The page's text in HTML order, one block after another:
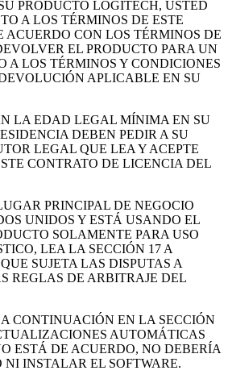
PRODUCTO LOGITECH, USTED
A LOS TÉRMINOS DE ESTE
ACUERDO CON LOS TÉRMINOS DE
EL PRODUCTO PARA UN
A LOS TÉRMINOS Y CONDICIONES
APLICABLE EN SU
LA EDAD LEGAL MÍNIMA EN SU
DEBEN PEDIR A SU
LEGAL QUE LEA Y ACEPTE
CONTRATO DE LICENCIA DEL
PRINCIPAL DE NEGOCIO
UNIDOS Y ESTÁ USANDO EL
SOLAMENTE PARA USO
LEA LA SECCIÓN 17 A
SUJETA LAS DISPUTAS A
REGLAS DE ARBITRAJE DEL
CONTINUACIÓN EN LA SECCIÓN
AUTOMÁTICAS
ESTÁ DE ACUERDO, NO DEBERÍA
NI INSTALAR EL SOFTWARE.